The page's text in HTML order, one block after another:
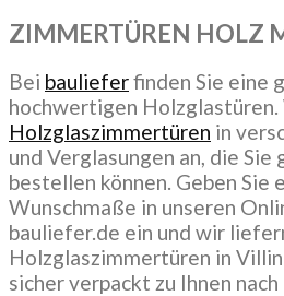
ZIMMERTÜREN HOLZ
Bei baulieferfinden Sie eine
hochwertigen
Holzglaszimmertüren in
und Verglasungen an, die Sie
bestellen können. Geben Sie
Wunschmaße in unseren
bauliefer.de ein und wir
Holzglaszimmertüren in
sicher verpackt zu Ihnen nach